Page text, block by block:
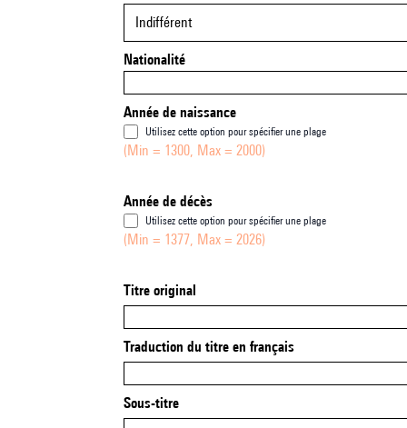
Indifférent
Nationalité
Année de naissance
Utilisez cette option pour spécifier une plage
(Min = 1300, Max = 2000)
Année de décès
Utilisez cette option pour spécifier une plage
(Min = 1377, Max = 2026)
Titre original
Traduction du titre en français
Sous-titre